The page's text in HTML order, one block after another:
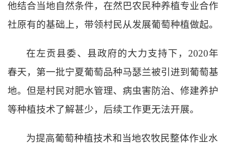
他结合当地自然条件，在然巴农民种养植专业合作
社原有的基础上，带领村民从发展葡萄种植做起。
在左贡县委、县政府的大力支持下， 2020年
春天，第一批宁夏葡萄品种马瑟兰被引进到葡萄基
地。但是村民对肥水管理、病虫害防治、修建养护
等种植技术了解甚少，后续工作更无法开展。
为提高葡萄种植技术和当地农牧民整体作业水